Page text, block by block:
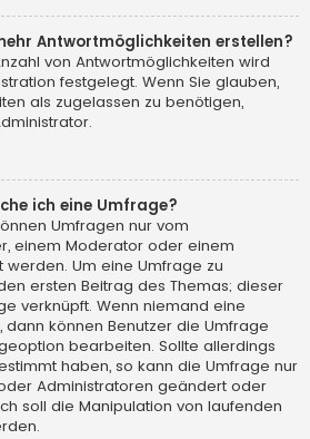
Antwortmöglichkeiten erstellen?
von Antwortmöglichkeiten wird
festgelegt. Wenn Sie glauben,
als zugelassen zu benötigen,
ich eine Umfrage?
Umfragen nur vom
einem Moderator oder einem
Um eine Umfrage zu
ersten Beitrag des Themas; dieser
verknüpft. Wenn niemand eine
können Benutzer die Umfrage
bearbeiten. Sollte allerdings
haben, so kann die Umfrage nur
Administratoren geändert oder
soll die Manipulation von laufenden